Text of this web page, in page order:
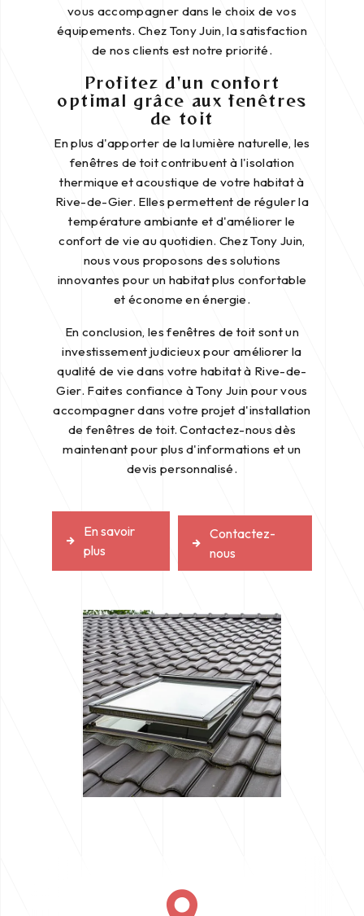
vous accompagner dans le choix de vos
équipements. Chez Tony Juin, la satisfaction
de nos clients est notre priorité.
Profitez d'un confort
optimal grâce aux fenêtres
de toit
En plus d'apporter de la lumière naturelle, les
fenêtres de toit contribuent à l'isolation
thermique et acoustique de votre habitat à
Rive-de-Gier. Elles permettent de réguler la
température ambiante et d'améliorer le
confort de vie au quotidien. Chez Tony Juin,
nous vous proposons des solutions
innovantes pour un habitat plus confortable
et économe en énergie.
En conclusion, les fenêtres de toit sont un
investissement judicieux pour améliorer la
qualité de vie dans votre habitat à Rive-de-
Gier. Faites confiance à Tony Juin pour vous
accompagner dans votre projet d'installation
de fenêtres de toit. Contactez-nous dès
maintenant pour plus d'informations et un
devis personnalisé.
En savoir
plus
Contactez-
nous